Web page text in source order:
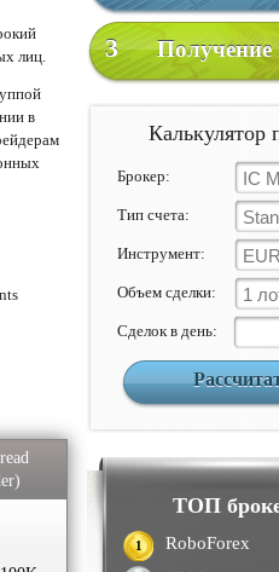
3 Получение
Калькулятор
Брокер: IC
Тип счета:
Инструмент:
Объем сделки: 1
Cделок в день:
ТОП
1 RoboForex
лиц.
в